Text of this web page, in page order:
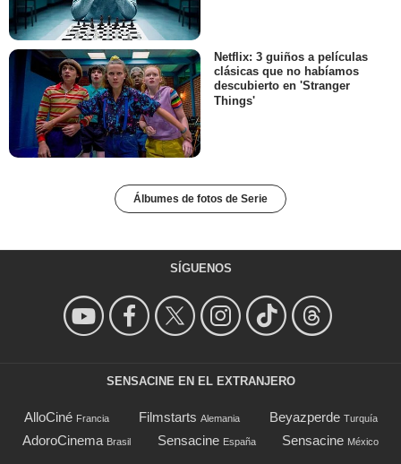
Netflix: 3 guiños a películas
clásicas que no habíamos
descubierto en 'Stranger
Things'
Álbumes de fotos de Serie
SÍGUENOS
SENSACINE EN EL EXTRANJERO
AlloCiné Francia Filmstarts Alemania Beyazperde Turquía
AdoroCinema Brasil Sensacine España Sensacine México